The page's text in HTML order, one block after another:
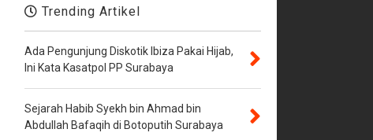
Trending Artikel
Ada Pengunjung Diskotik Ibiza Pakai Hijab,
Ini Kata Kasatpol PP Surabaya
Sejarah Habib Syekh bin Ahmad bin
Abdullah Bafaqih di Botoputih Surabaya